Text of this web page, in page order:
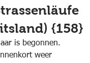
{158}
is begonnen.
weer